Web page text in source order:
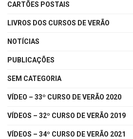
CARTÕES POSTAIS
LIVROS DOS CURSOS DE VERÃO
NOTÍCIAS
PUBLICAÇÕES
SEM CATEGORIA
VÍDEO – 33º CURSO DE VERÃO 2020
VÍDEOS – 32º CURSO DE VERÃO 2019
VÍDEOS – 34º CURSO DE VERÃO 2021